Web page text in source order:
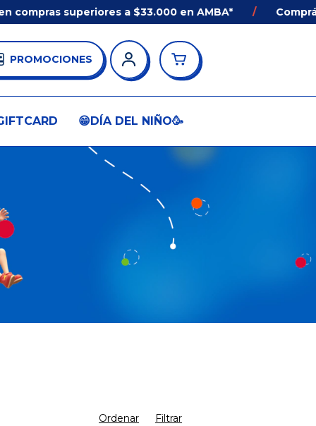
superiores a $33.000 en AMBA* / Comprá
PROMOCIONES
😁DÍA DEL NIÑO🥳
Ordenar Filtrar